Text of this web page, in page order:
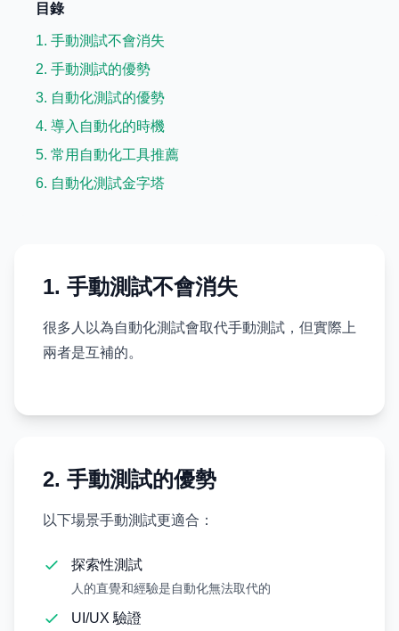
目錄
1. 手動測試不會消失
2. 手動測試的優勢
3. 自動化測試的優勢
4. 導入自動化的時機
5. 常用自動化工具推薦
6. 自動化測試金字塔
1. 手動測試不會消失
很多人以為自動化測試會取代手動測試，但實際上
兩者是互補的。
2. 手動測試的優勢
以下場景手動測試更適合：
探索性測試
人的直覺和經驗是自動化無法取代的
UI/UX 驗證